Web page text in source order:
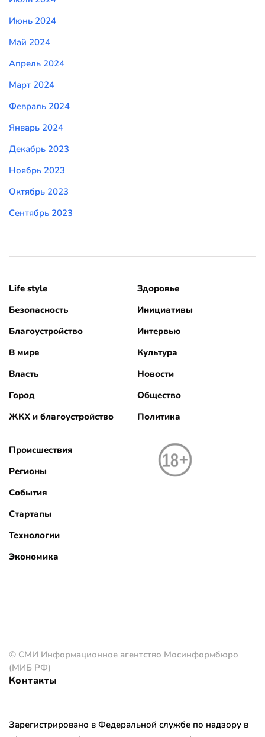
Июнь 2024
Май 2024
Апрель 2024
Март 2024
Февраль 2024
Январь 2024
Декабрь 2023
Ноябрь 2023
Октябрь 2023
Сентябрь 2023
Life style
Безопасность
Благоустройство
В мире
Власть
Город
ЖКХ и благоустройство
Здоровье
Инициативы
Интервью
Культура
Новости
Общество
Политика
Происшествия
Регионы
События
Стартапы
Технологии
Экономика
© СМИ Информационное агентство Мосинформбюро
(МИБ РФ)
Контакты
Зарегистрировано в Федеральной службе по надзору в